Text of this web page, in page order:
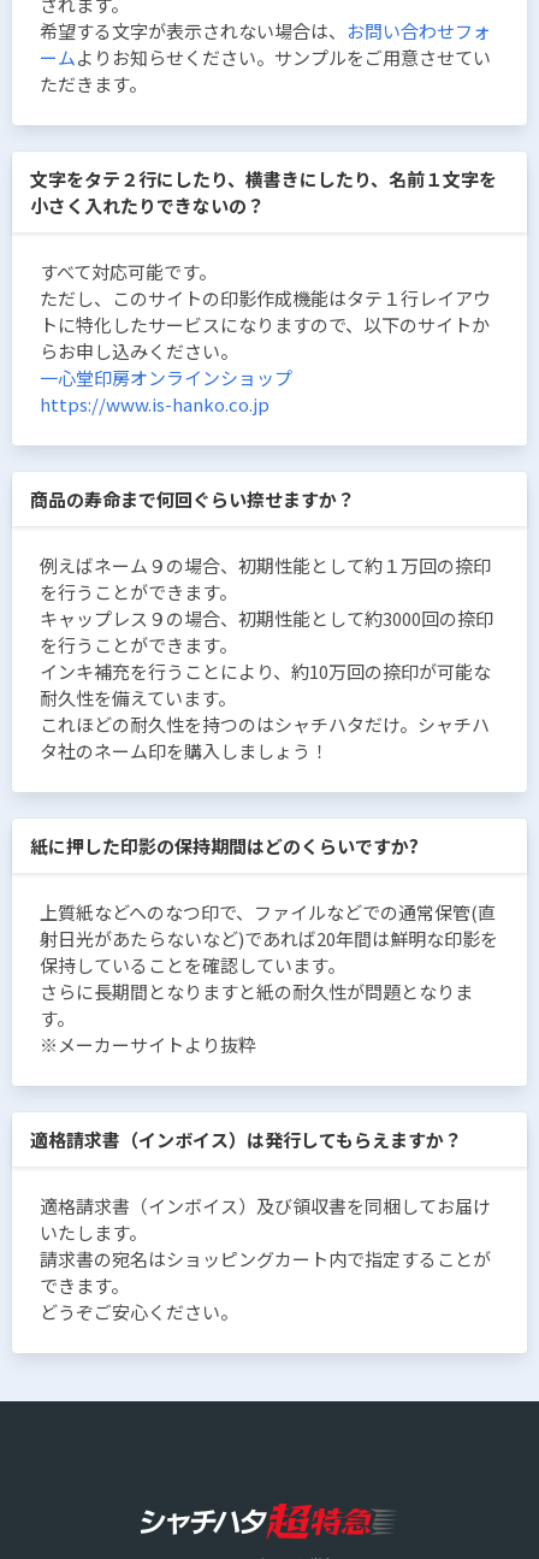
希望する文字が表示されない場合は、 お問い合わせフォ
ームよりお知らせください。サンプルをご用意させてい
ただきます。
文字をタテ２行にしたり、横書きにしたり、名前１文字を
小さく入れたりできないの？
すべて対応可能です。
ただし、このサイトの印影作成機能はタテ１行レイアウ
トに特化したサービスになりますので、以下のサイトか
らお申し込みください。
一心堂印房オンラインショップ
https://www.is-hanko.co.jp
商品の寿命まで何回ぐらい捺せますか？
例えばネーム９の場合、初期性能として約１万回の捺印
を行うことができます。
キャップレス９の場合、初期性能として約3000回の捺印
を行うことができます。
インキ補充を行うことにより、約10万回の捺印が可能な
耐久性を備えています。
これほどの耐久性を持つのはシャチハタだけ。シャチハ
タ社のネーム印を購入しましょう！
紙に押した印影の保持期間はどのくらいですか?
上質紙などへのなつ印で、ファイルなどでの通常保管(直
射日光があたらないなど)であれば20年間は鮮明な印影を
保持していることを確認しています。
さらに長期間となりますと紙の耐久性が問題となりま
す。
※メーカーサイトより抜粋
適格請求書（インボイス）は発行してもらえますか？
適格請求書（インボイス）及び領収書を同梱してお届け
いたします。
請求書の宛名はショッピングカート内で指定することが
できます。
どうぞご安心ください。